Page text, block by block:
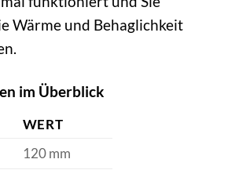
Wärme und Behaglichkeit
im Überblick
WERT
120 mm